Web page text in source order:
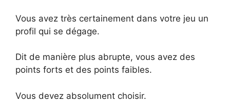
Vous avez très certainement dans votre jeu un
profil qui se dégage.
Dit de manière plus abrupte, vous avez des
points forts et des points faibles.
Vous devez absolument choisir.